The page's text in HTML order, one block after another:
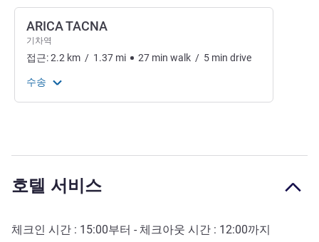
ARICA TACNA
기차역
접근:2.2 km / 1.37 mi 27 min walk / 5 min drive
수송
호텔 서비스
체크인 시간 : 15:00부터 - 체크아웃 시간 : 12:00까지